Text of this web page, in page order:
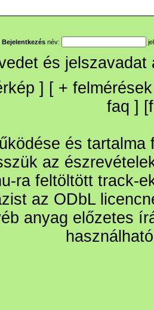
Bejelentkezés név:
és
] [ + felmérések
faq ] [
és
az
ra feltöltött track-
az ODbL
anyag előzetes